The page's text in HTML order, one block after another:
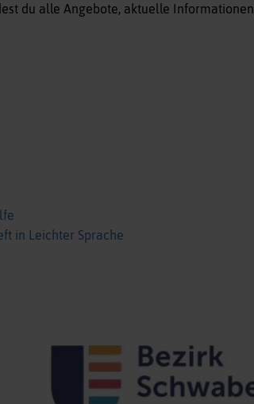
du alle Angebote, aktuelle Informationen,
in Leichter Sprache